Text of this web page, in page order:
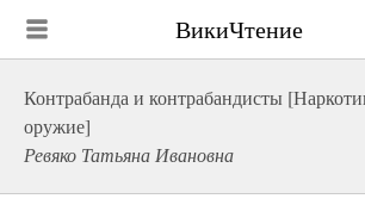
ВикиЧтение
Контрабанда и контрабандисты
оружие]
Ревяко Татьяна Ивановна